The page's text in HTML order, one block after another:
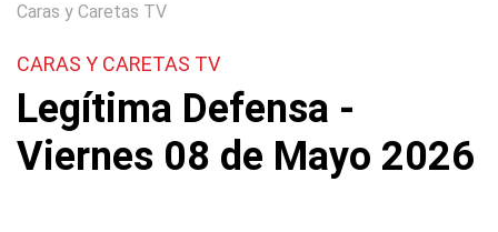
Caras y Caretas TV
CARAS Y CARETAS TV
Legítima Defensa -
Viernes 08 de Mayo 2026